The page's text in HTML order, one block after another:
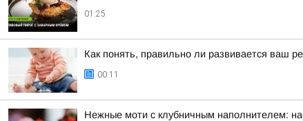
01:25
Как понять, правильно ли развивается ваш
00:11
Нежные моти с клубничным наполнителем: